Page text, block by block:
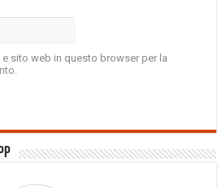
e sito web in questo browser per la